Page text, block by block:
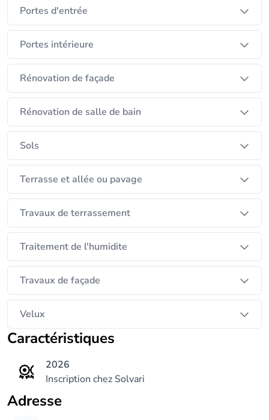
Portes d'entrée
Portes intérieure
Rénovation de façade
Rénovation de salle de bain
Sols
Terrasse et allée ou pavage
Travaux de terrassement
Traitement de l'humidite
Travaux de façade
Velux
Caractéristiques
2026
Inscription chez Solvari
Adresse